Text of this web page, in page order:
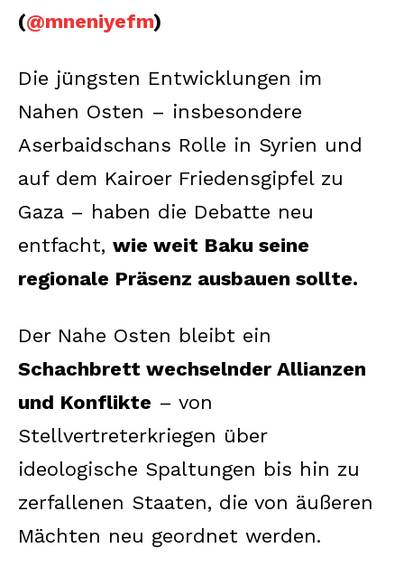
(@mneniyefm)
Die jüngsten Entwicklungen im
Nahen Osten – insbesondere
Aserbaidschans Rolle in Syrien und
auf dem Kairoer Friedensgipfel zu
Gaza – haben die Debatte neu
entfacht, wie weit Baku seine
regionale Präsenz ausbauen sollte.
Der Nahe Osten bleibt ein
Schachbrett wechselnder Allianzen
und Konflikte – von
Stellvertreterkriegen über
ideologische Spaltungen bis hin zu
zerfallenen Staaten, die von äußeren
Mächten neu geordnet werden.